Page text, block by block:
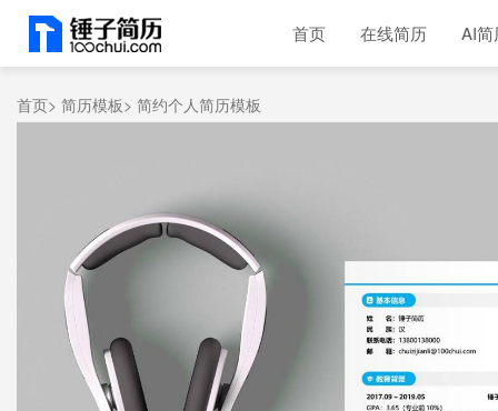
首页 在线简历 AI简
首页> 简历模板> 简约个人简历模板